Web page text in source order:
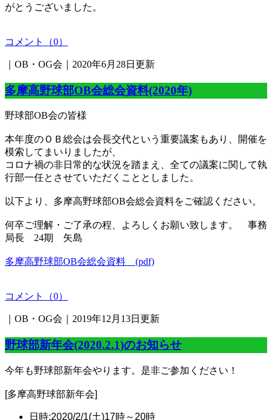
がとうございました。
コメント（0）
｜OB・OG会｜2020年6月28日更新
多摩高野球部OB会総会資料(2020年)
野球部OB会の皆様
本年度のＯＢ総会は会長交代という重要議案もあり、開催を
模索してまいりましたが、
コロナ禍の非日常的な状況を踏まえ、全ての議案に関して執
行部一任とさせていただくこととしました。
以下より、多摩高野球部OB会総会資料をご確認ください。
何卒ご理解・ご了承の程、よろしくお願い致します。 事務
局長 24期 矢島
多摩高野球部OB会総会資料 (pdf)
コメント（0）
｜OB・OG会｜2019年12月13日更新
野球部新年会(2020.2.1)のお知らせ
今年も野球部新年会やります。是非ご参加ください！
[多摩高野球部新年会]
日時:2020/2/1(土)17時～20時